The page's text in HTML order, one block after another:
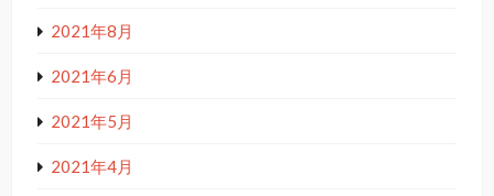
2021年8月
2021年6月
2021年5月
2021年4月